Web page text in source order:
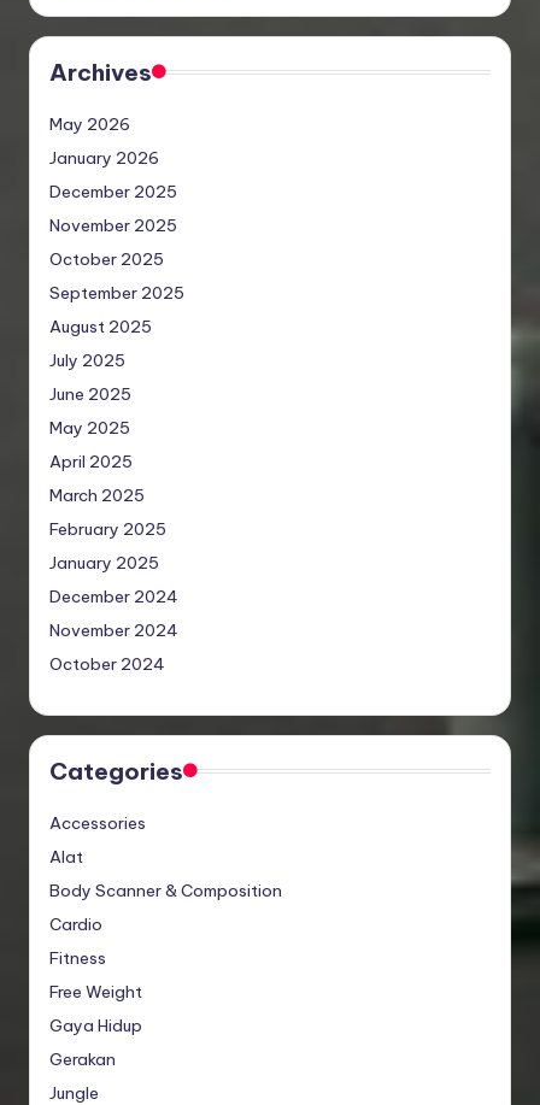
Archives
May 2026
January 2026
December 2025
November 2025
October 2025
September 2025
August 2025
July 2025
June 2025
May 2025
April 2025
March 2025
February 2025
January 2025
December 2024
November 2024
October 2024
Categories
Accessories
Alat
Body Scanner & Composition
Cardio
Fitness
Free Weight
Gaya Hidup
Gerakan
Jungle